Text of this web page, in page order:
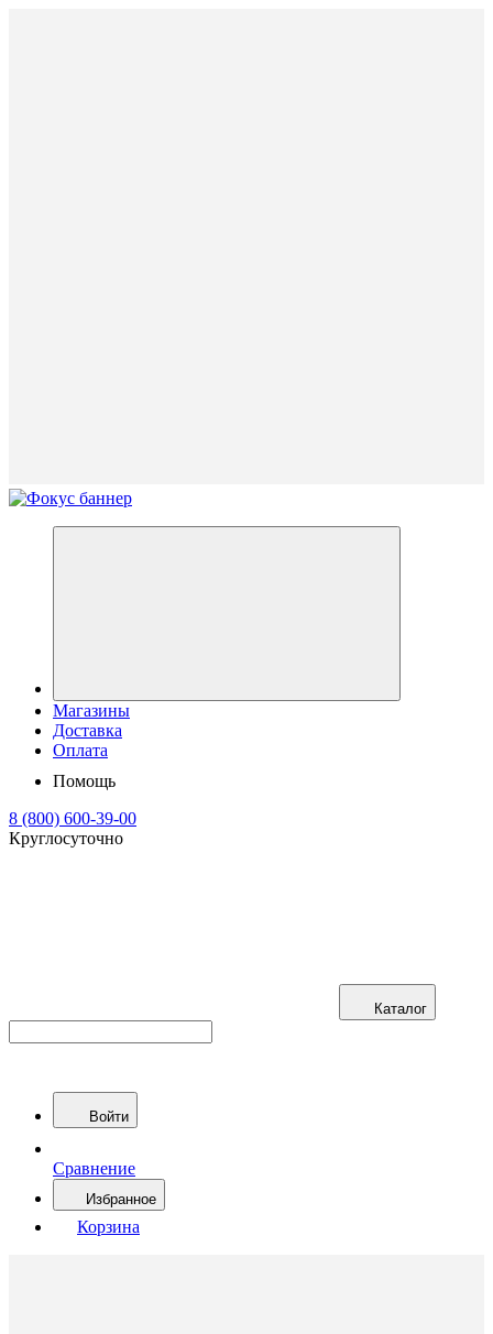
Магазины
Доставка
Оплата
Помощь
8 (800) 600-39-00
Круглосуточно
Каталог
Войти
Сравнение
Избранное
Корзина